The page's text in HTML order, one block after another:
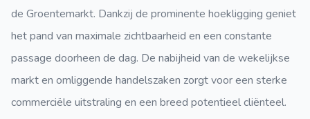
de Groentemarkt. Dankzij de prominente hoekligging geniet
het pand van maximale zichtbaarheid en een constante
passage doorheen de dag. De nabijheid van de wekelijkse
markt en omliggende handelszaken zorgt voor een sterke
commerciële uitstraling en een breed potentieel cliënteel.